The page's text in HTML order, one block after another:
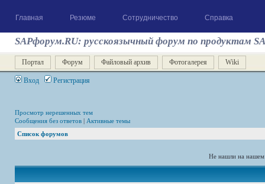
Главная Резюме Сотрудничество Справка
SAPфорум.RU: русскоязычный форум по продуктам
Портал Форум Файловый архив Фотогалерея Wiki
Вход Регистрация
Просмотр нерешенных тем
Сообщения без ответов | Активные темы
Список форумов
Не нашли на